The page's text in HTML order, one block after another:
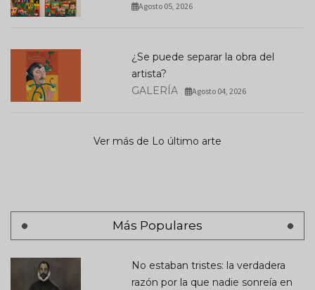
Agosto 05, 2026
¿Se puede separar la obra del
artista?
GALERÍA
Agosto 04, 2026
Ver más de Lo último arte
Más Populares
No estaban tristes: la verdadera
razón por la que nadie sonreía en